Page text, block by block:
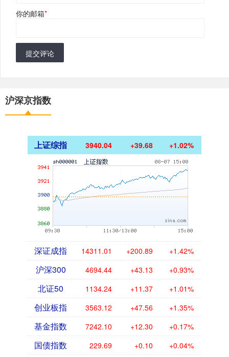
你的邮箱*
提交评论
沪深京指数
上证综指 3940.04 +39.68 +1.02%
深证成指 14311.01 +200.89 +1.42%
沪深300 4694.44 +43.13 +0.93%
北证50 1134.24 +11.37 +1.01%
创业板指 3563.12 +47.56 +1.35%
基金指数 7242.10 +12.30 +0.17%
国债指数 229.69 +0.10 +0.04%